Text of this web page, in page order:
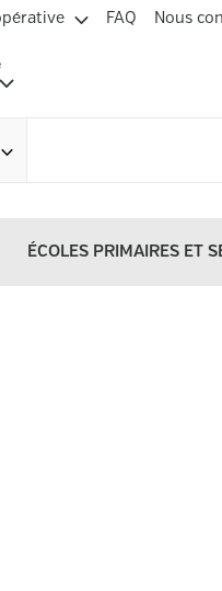
FAQ Nous
ÉCOLES PRIMAIRES ET